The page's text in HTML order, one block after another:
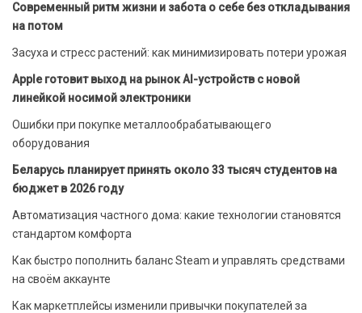
Современный ритм жизни и забота о себе без откладывания
на потом
Засуха и стресс растений: как минимизировать потери урожая
Apple готовит выход на рынок AI-устройств с новой
линейкой носимой электроники
Ошибки при покупке металлообрабатывающего
оборудования
Беларусь планирует принять около 33 тысяч студентов на
бюджет в 2026 году
Автоматизация частного дома: какие технологии становятся
стандартом комфорта
Как быстро пополнить баланс Steam и управлять средствами
на своём аккаунте
Как маркетплейсы изменили привычки покупателей за